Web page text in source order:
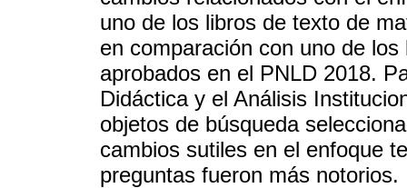
uno de los libros de texto de
en comparación con uno de
aprobados en el PNLD 2018.
Didáctica y el Análisis
objetos de búsqueda
cambios sutiles en el enfoque
preguntas fueron más notorios.